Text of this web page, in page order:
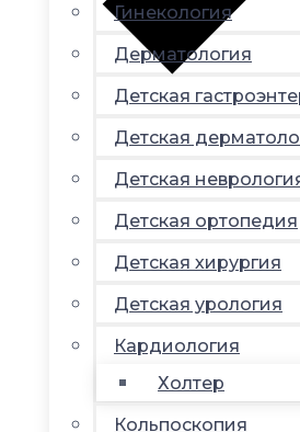
Гинекология
Дерматология
Детская
Детская
Детская
Детская ортопедия
Детская хирургия
Детская урология
Кардиология
Холтер
Кольпоскопия